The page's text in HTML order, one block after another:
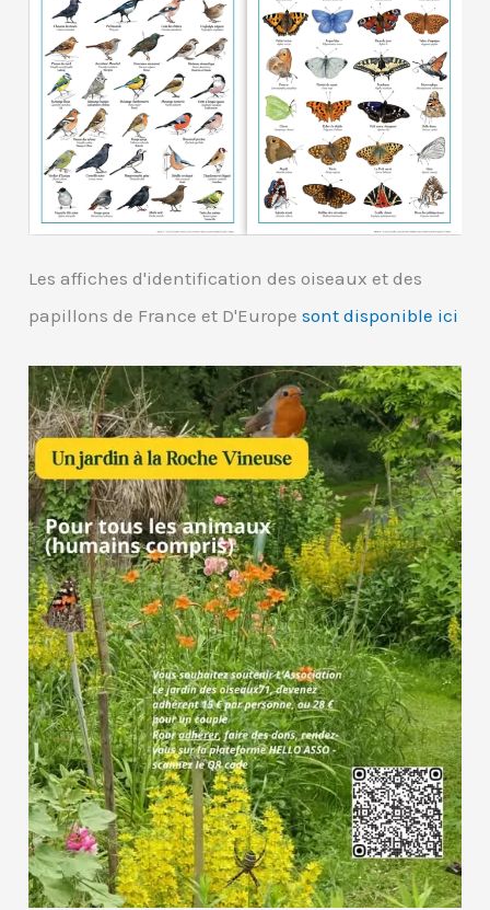
Les affiches d'identification des oiseaux et des
papillons de France et D'Europesont disponible ici